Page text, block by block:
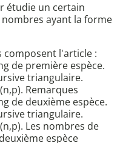
étudie un certain
ayant la forme
composent l'article :
de première espèce.
triangulaire.
Remarques
de deuxième espèce.
triangulaire.
Les nombres de
espèce